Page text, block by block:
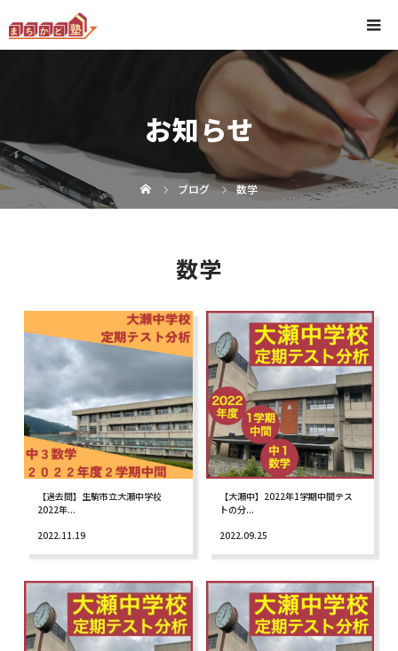
お知らせ
ブログ 数学
数学
【過去問】生駒市立大瀬中学校
2022年...
2022.11.19
【大瀬中】2022年1学期中間テス
トの分...
2022.09.25